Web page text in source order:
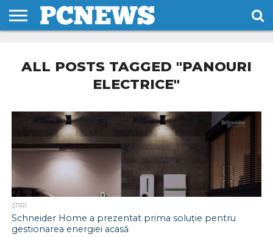
NOI
SI
CONDITII
ALL POSTS TAGGED "PANOURI
ELECTRICE"
STIRI
Schneider Home a prezentat prima soluție pentru
gestionarea energiei acasă